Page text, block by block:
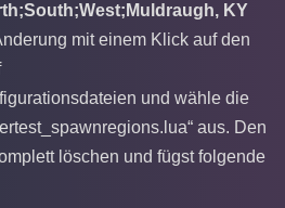
KY
mit einem Klick auf den
und wähle die
aus. Den
löschen und fügst folgende